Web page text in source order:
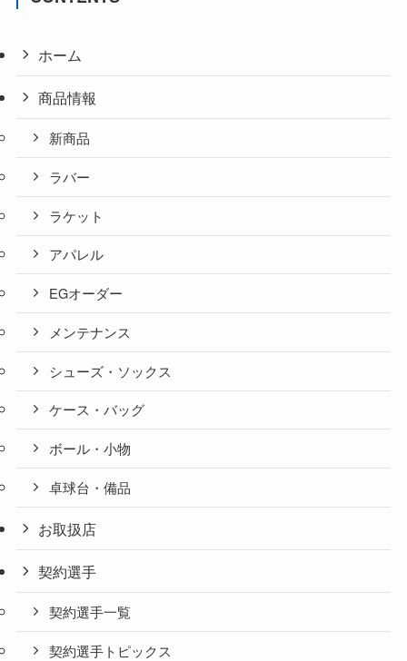
ホーム
商品情報
新商品
ラバー
ラケット
アパレル
EGオーダー
メンテナンス
シューズ・ソックス
ケース・バッグ
ボール・小物
卓球台・備品
お取扱店
契約選手
契約選手一覧
契約選手トピックス